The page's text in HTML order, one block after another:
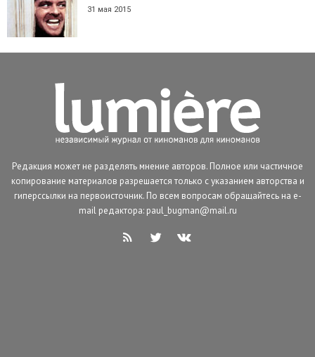
31 мая 2015
Редакция может не разделять мнение авторов. Полное или частичное
копирование материалов разрешается только с указанием авторства и
гиперссылки на первоисточник. По всем вопросам обращайтесь на e-
mail редактора: paul_bugman@mail.ru